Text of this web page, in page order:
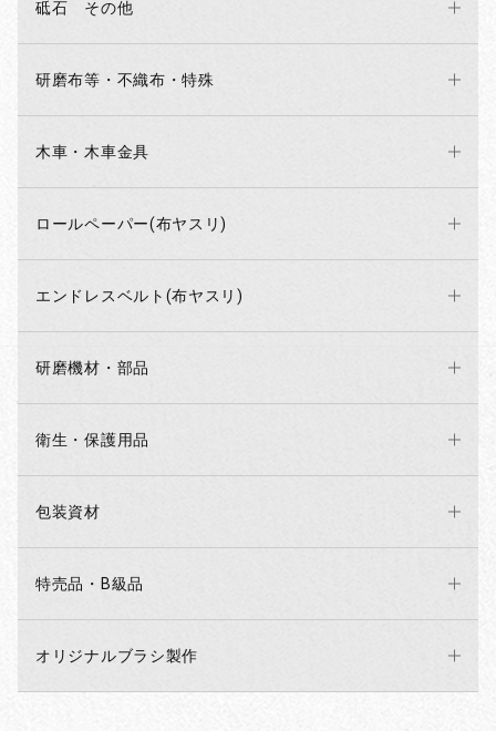
砥石 その他
研磨布等・不織布・特殊
木車・木車金具
ロールペーパー(布ヤスリ)
エンドレスベルト(布ヤスリ)
研磨機材・部品
衛生・保護用品
包装資材
特売品・B級品
オリジナルブラシ製作
お買い物を続ける